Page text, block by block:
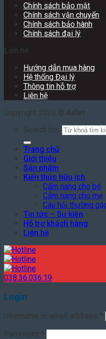
Chính sách bảo mật
Chính sách vận chuyển
Chính sách bảo hành
Chính sách đại lý
Liên hệ
Hướng dẫn mua hàng
Hệ thống Đại lý
Thông tin hỗ trợ
Liên hệ
Copyright 2026 © Adler
Search for:
Trang chủ
Giới thiệu
Sản phẩm
Kiến thức hữu ích
Cẩm nang cho bé
Cẩm nang cho mẹ
Câu hỏi thường
Tin tức – Sự kiện
Hỗ trợ khách hàng
Liên hệ
038.36.036.19
Login
Username or email address *
Password *